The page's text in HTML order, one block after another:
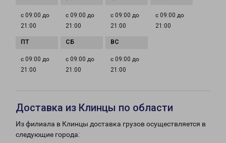
с 09:00 до
21:00
с 09:00 до
21:00
с 09:00 до
21:00
с 09:00 до
21:00
с 09:00 до
21:00
с 09:00 до
21:00
с 09:00 до
21:00
Доставка из Клинцы по области
Из филиала в Клинцы доставка грузов осуществляется в
следующие города: